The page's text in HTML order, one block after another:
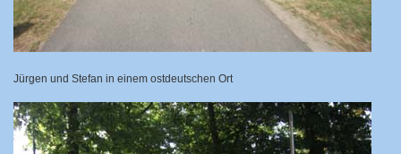
Jürgen und Stefan in einem ostdeutschen Ort